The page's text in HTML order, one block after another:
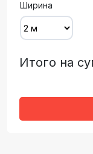
Ширина
Итого на